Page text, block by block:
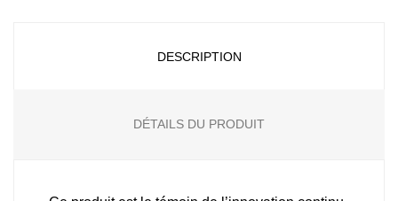
DESCRIPTION
DÉTAILS DU PRODUIT